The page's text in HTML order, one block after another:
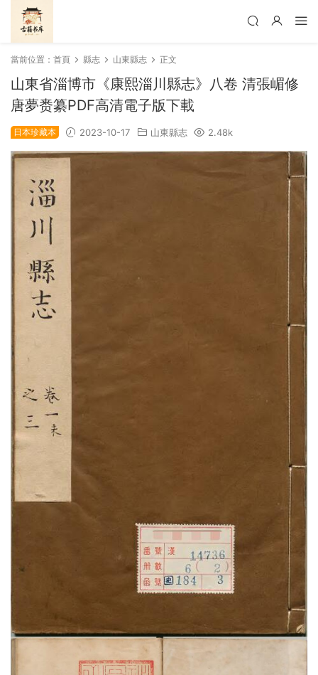
當前位置： 首頁 縣志 山東縣志 正文
山東省淄博市《康熙淄川縣志》八卷 清張嵋修
唐夢赉纂PDF高清電子版下載
日本珍藏本 2023-10-17 山東縣志 2.48k